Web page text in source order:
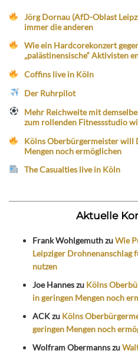
Jörg Dornau (AfD-Oblast
immer die anderen
Wie ein Hardcorekonzert
„palästinensische“ Aktivisten
Coffins live in Köln
Der Ruhrpilot
Mehr Reichweite mit
zum rollenden Fitnessstudio
Kölns Oberbürgermeister will
Mengen noch ermöglichen
The Casualties live in Köln
Aktuelle
Frank WohlgemuthzuWie
Leipziger Drohnenanschlag
nutzen
Joe Hanneszu Kölns
in geringen Mengen noch
ACKzu Kölns
geringen Mengen noch
Wolfram Obermannszu